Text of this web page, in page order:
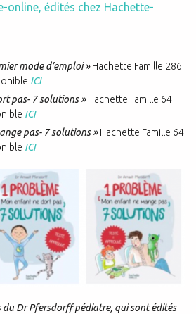
online, édités chez Hachette-
mode d’emploi »Hachette Famille 286
ICI
pas- 7 solutions »Hachette Famille 64
ICI
pas- 7 solutions »Hachette Famille 64
ICI
du Dr Pfersdorff pédiatre, qui sont édités